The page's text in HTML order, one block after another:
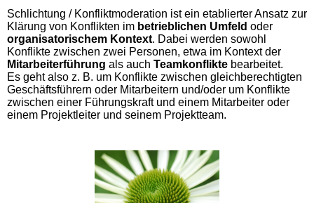
Schlichtung / Konfliktmoderation ist ein etablierter Ansatz zur
Klärung von Konflikten im betrieblichen Umfeld oder
organisatorischem Kontext. Dabei werden sowohl
Konflikte zwischen zwei Personen, etwa im Kontext der
Mitarbeiterführung als auch Teamkonflikte bearbeitet.
Es geht also z. B. um Konflikte zwischen gleichberechtigten
Geschäftsführern oder Mitarbeitern und/oder um Konflikte
zwischen einer Führungskraft und einem Mitarbeiter oder
einem Projektleiter und seinem Projektteam.